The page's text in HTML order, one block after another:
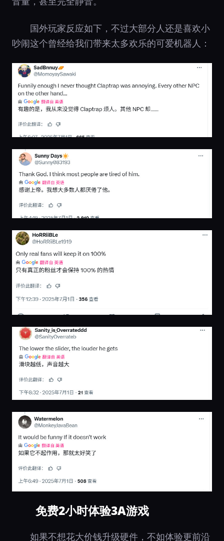
国外玩家反应如下，不过大部分人还是喜欢小
吵闹这个曾经给我们带来太多欢乐的可爱机器人：
免费2小时体验3A游戏
如果不想花大价钱升级硬件，不如体验更前沿